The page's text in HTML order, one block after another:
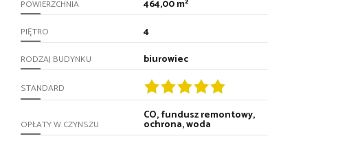
POWIERZCHNIA 464,00 m²
PIĘTRO 4
RODZAJ BUDYNKU biurowiec
STANDARD
OPŁATY W CZYNSZU
CO, fundusz remontowy,
ochrona, woda